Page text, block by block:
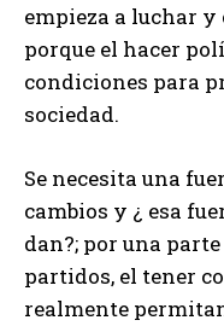
empieza a luchar
porque el hacer
condiciones para
sociedad.
Se necesita una
cambios y ¿ esa
dan?; por una
partidos, el tener
realmente